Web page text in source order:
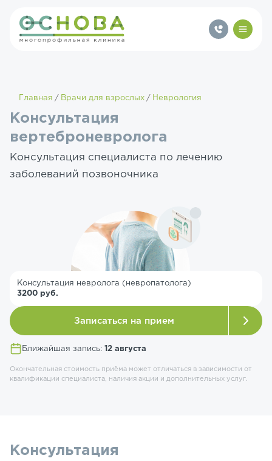
Главная Врачи для взрослых Неврология
Консультация
вертеброневролога
Консультация специалиста по лечению
заболеваний позвоночника
Ближайшая запись: 12 августа
Консультация невролога (невропатолога)
3200 руб.
Записаться на прием
Окончательная стоимость приёма может отличаться в зависимости от
квалификации специалиста, наличия акции и дополнительных услуг.
Консультация